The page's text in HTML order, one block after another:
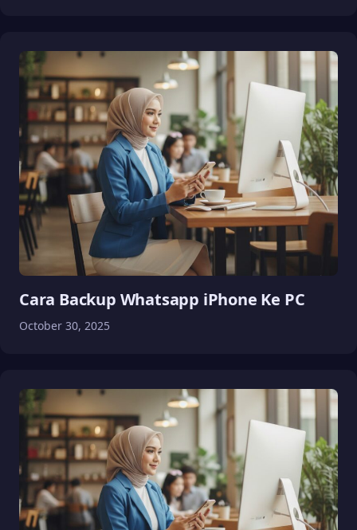
Cara Backup Whatsapp iPhone Ke PC
October 30, 2025